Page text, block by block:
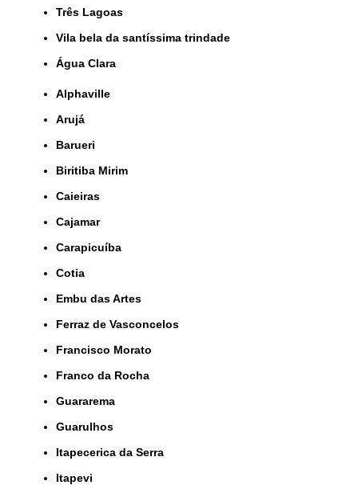
Três Lagoas
Vila bela da santíssima trindade
Água Clara
Alphaville
Arujá
Barueri
Biritiba Mirim
Caieiras
Cajamar
Carapicuíba
Cotia
Embu das Artes
Ferraz de Vasconcelos
Francisco Morato
Franco da Rocha
Guararema
Guarulhos
Itapecerica da Serra
Itapevi